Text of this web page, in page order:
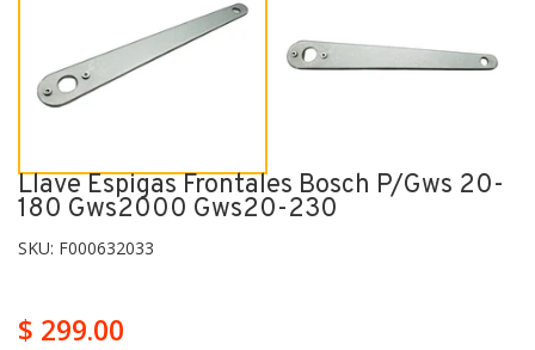
Llave Espigas Frontales Bosch P/gws 20-
180 Gws2000 Gws20-230
SKU: F000632033
$ 299.00